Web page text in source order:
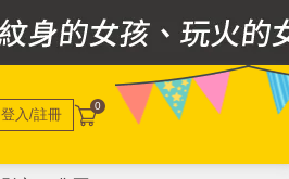
登入/註冊 0